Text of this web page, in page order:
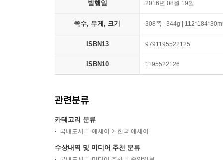
발행일 2016년 08월 19일
쪽수, 무게, 크기 308쪽 | 344g |
ISBN13 9791195522125
ISBN10 1195522126
관련분류
카테고리 분류
국내도서 에세이 한국 에세이
수상내역 및 미디어 추천 분류